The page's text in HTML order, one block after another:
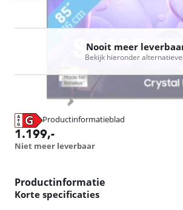
Nooit meer
Bekijk hieronder
Productinformatieblad
opent in nieuw tabblad
1.199,-
Niet meer leverbaar
Productinformatie
Korte specificaties